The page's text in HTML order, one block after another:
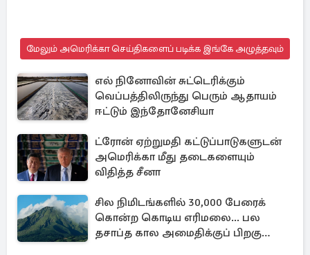
மேலும் அமெரிக்கா செய்திகளைப் படிக்க இங்கே அழுத்தவும்
எல் நினோவின் சுட்டெரிக்கும்
வெப்பத்திலிருந்து பெரும் ஆதாயம்
ஈட்டும் இந்தோனேசியா
ட்ரோன் ஏற்றுமதி கட்டுப்பாடுகளுடன்
அமெரிக்கா மீது தடைகளையும்
விதித்த சீனா
சில நிமிடங்களில் 30,000 பேரைக்
கொன்ற கொடிய எரிமலை... பல
தசாப்த கால அமைதிக்குப் பிறகு